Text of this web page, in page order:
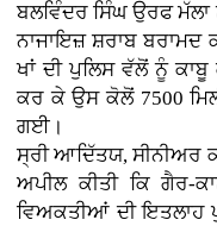
ਬਲਵਿੰਦਰ ਸਿੰਘ ਉਰਫ ਮੱਲਾ
ਨਾਜਾਇਜ਼ ਸ਼ਰਾਬ
ਖਾਂ ਦੀ ਪੁਲਿਸ ਵੱਲੋਂ ਨੂੰ
ਕਰ ਕੇ ਉਸ ਕੋਲੋਂ 7500
ਗਈ।
ਸ੍ਰੀ ਆਦਿੱਤਯ, ਸੀਨੀਅਰ
ਅਪੀਲ ਕੀਤੀ ਕਿ ਗੈਰ-
ਵਿਅਕਤੀਆਂ ਦੀ ਇਤਲਾਹ